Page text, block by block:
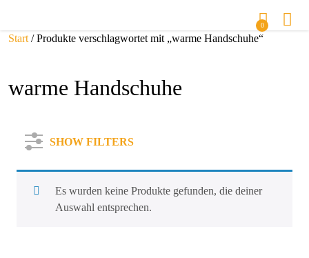
0
Start / Produkte verschlagwortet mit „warme Handschuhe“
warme Handschuhe
SHOW FILTERS
Es wurden keine Produkte gefunden, die deiner
Auswahl entsprechen.